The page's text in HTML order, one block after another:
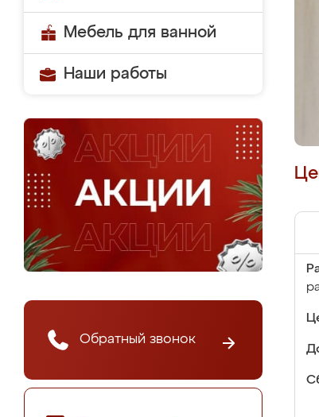
Мебель для ванной
Наши работы
Обратный звонок